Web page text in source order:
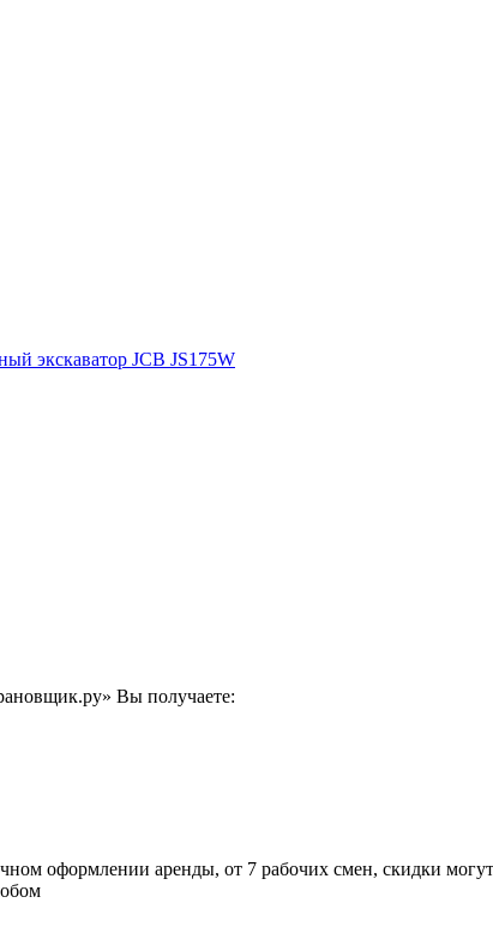
экскаватор JCB JS175W
Вы получаете:
оформлении аренды, от 7 рабочих смен, скидки могут